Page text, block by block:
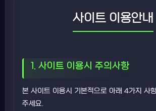
사이트 이용안내
1. 사이트 이용시 주의사항
본 사이트 이용시 기본적으로 아래 4가지 사
주세요.